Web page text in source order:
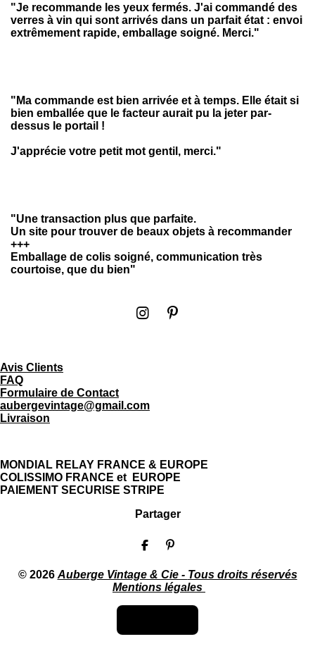
"Je recommande les yeux fermés. J'ai commandé des
verres à vin qui sont arrivés dans un parfait état : envoi
extrêmement rapide, emballage soigné. Merci."
"Ma commande est bien arrivée et à temps. Elle était si
bien emballée que le facteur aurait pu la jeter par-
dessus le portail !
J'apprécie votre petit mot gentil, merci."
"Une transaction plus que parfaite.
Un site pour trouver de beaux objets à recommander
+++
Emballage de colis soigné, communication très
courtoise, que du bien"
I
a
P
Avis Clients
FAQ
Formulaire de Contact
aubergevintage@gmail.com
Livraison
MONDIAL RELAY FRANCE & EUROPE
COLISSIMO FRANCE et EUROPE
PAIEMENT SECURISE STRIPE
Partager
P
r
t
a
g
É
i
n
g
l
© 2026 Auberge Vintage & Cie - Tous droits réservés
Mentions légales